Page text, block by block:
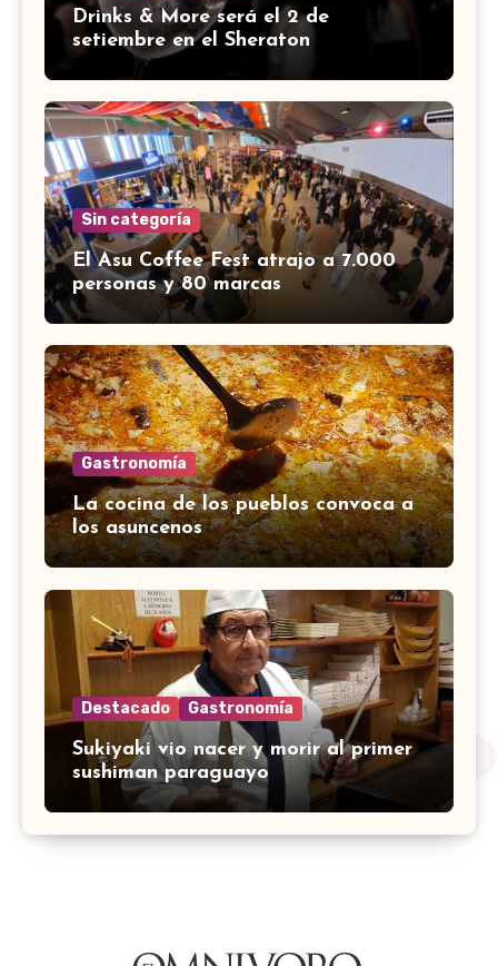
Drinks & More será el 2 de
setiembre en el Sheraton
Sin categoría
El Asu Coffee Fest atrajo a 7.000
personas y 80 marcas
Gastronomía
La cocina de los pueblos convoca a
los asuncenos
Destacado Gastronomía
Sukiyaki vio nacer y morir al primer
sushiman paraguayo